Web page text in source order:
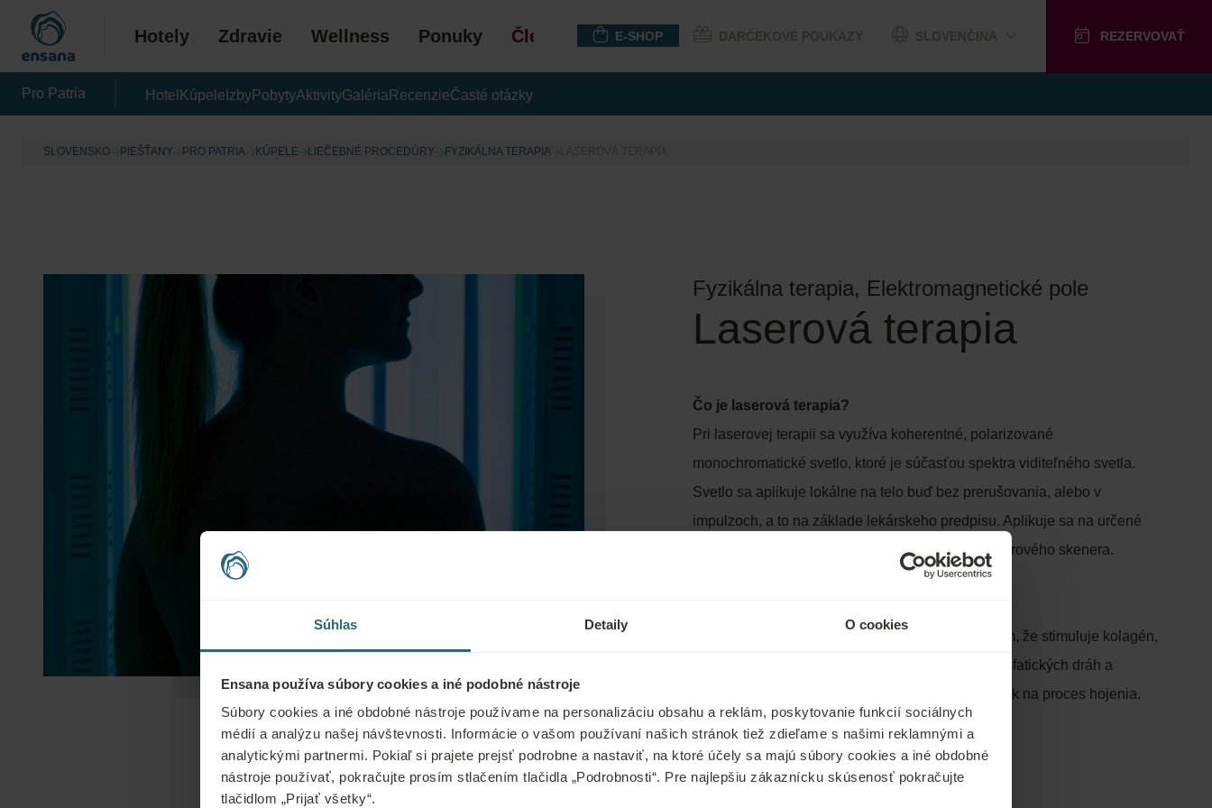
Súhlas Detaily O cookies
Ensana používa súbory cookies a iné podobné nástroje
Súbory cookies a iné obdobné nástroje používame na personalizáciu obsahu a reklám, poskytovanie funkcií sociálnych
médií a analýzu našej návštevnosti. Informácie o vašom používaní našich stránok tiež zdieľame s našimi reklamnými a
analytickými partnermi. Pokiaľ si prajete prejsť podrobne a nastaviť, na ktoré účely sa majú súbory cookies a iné obdobné
nástroje používať, pokračujte prosím stlačením tlačidla „Podrobnosti“. Pre najlepšiu zákaznícku skúsenosť pokračujte
tlačidlom „Prijať všetky“.
Hotely Zdravie Wellness Ponuky Členstvo E-SHOP REZERVOVAŤ
Pro Patria Hotel Kúpele IzbyPobytyAktivityGaléria RecenzieČasté otázky
SLOVENSKO PIEŠŤANY PRO PATRIA KÚPELE LIEČEBNÉ PROCEDÚRY FYZIKÁLNA TERAPIA
Fyzikálna terapia, Elektromagnetické pole
Laserová terapia
Čo je laserová terapia?
Pri laserovej terapii sa využíva koherentné, polarizované
monochromatické svetlo, ktoré je súčasťou spektra viditeľného svetla.
Svetlo sa aplikuje lokálne na telo buď bez prerušovania, alebo v
impulzoch, a to na základe lekárskeho predpisu. Aplikuje sa na určené
body alebo na väčšie plochy prostredníctvom laserového skenera.
Má špeciálny biostimulačný účinok, a to najmä tým, že stimuluje kolagén,
urýchľuje regeneráciu pokožky, krvných ciev a lymfatických dráh a
zlepšuje využívanie kyslíka, čo má pozitívny účinok na proces hojenia.